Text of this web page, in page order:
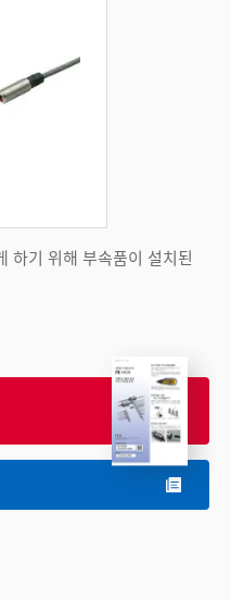
하기 위해 부속품이 설치된